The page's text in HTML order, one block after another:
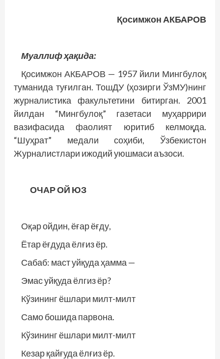
Қосимжон АКБАРОВ
Муаллиф ҳақида:
Қосимжон АКБАРОВ — 1957 йили Мингбулоқ
туманида туғилган. ТошДУ (ҳозирги ЎзМУ)нинг
журналис­тика факультетини битирган. 2001
йилдан “Мингбулоқ” газетаси муҳаррири
вазифасида фаолият юритиб келмоқда.
“Шуҳрат” медали соҳиби, Ўзбекис­тон
Журналистлари ижодий уюшмаси аъзоси.
ОЧАР ОЙ ЮЗ
Оқaр ойдин, ёғар ёғду,
Ётар ёғдуда ёлғиз ёр.
Сабаб: маст уйқуда ҳамма —
Эмас уйқуда ёлгиз ёр?
Кўзининг ёшлари милт-милт
Само бошида парвона.
Кўзининг ёшлари милт-милт
Кезар қайғуда ёлғиз ёр.